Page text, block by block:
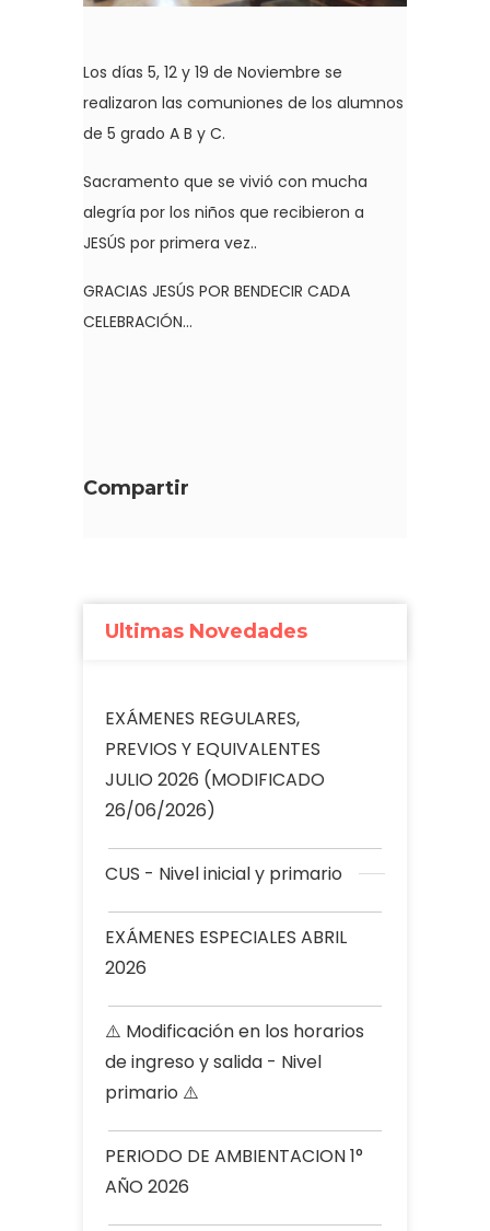
Los días 5, 12 y 19 de Noviembre se
realizaron las comuniones de los alumnos
de 5 grado A B y C.
Sacramento que se vivió con mucha
alegría por los niños que recibieron a
JESÚS por primera vez..
GRACIAS JESÚS POR BENDECIR CADA
CELEBRACIÓN...
Compartir
Ultimas Novedades
EXÁMENES REGULARES,
PREVIOS Y EQUIVALENTES
JULIO 2026 (MODIFICADO
26/06/2026)
CUS - Nivel inicial y primario
EXÁMENES ESPECIALES ABRIL
2026
⚠️ Modificación en los horarios
de ingreso y salida - Nivel
primario ⚠️
PERIODO DE AMBIENTACION 1°
AÑO 2026